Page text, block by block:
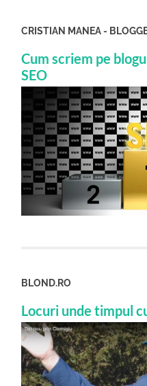
CRISTIAN MANEA -
Cum scriem pe
SEO
BLOND.RO
Locuri unde timpul